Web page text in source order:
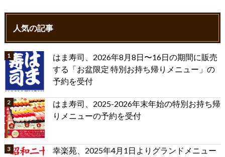
人気の記事
はま寿司、2026年8月8日〜16日の期間に販売
する「お盆限定 特別お持ち帰りメニュー」の
予約を受付
はま寿司、2025-2026年末年始の特別お持ち帰
りメニューの予約を受付
幸楽苑、2025年4月1日よりグランドメニュー